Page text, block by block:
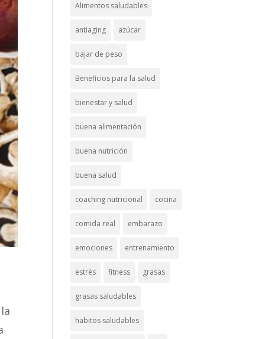
Alimentos saludables
antiaging azúcar
bajar de peso
Beneficios para la salud
bienestar y salud
buena alimentación
buena nutrición
buena salud
coaching nutricional cocina
comida real embarazo
emociones entrenamiento
estrés fitness grasas
grasas saludables
habitos saludables